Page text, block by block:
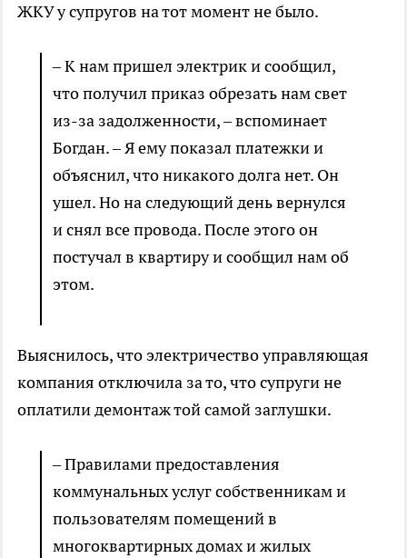
ЖКУ у супругов на тот момент не было.
– К нам пришел электрик и сообщил,
что получил приказ обрезать нам свет
из-за задолженности, – вспоминает
Богдан. – Я ему показал платежки и
объяснил, что никакого долга нет. Он
ушел. Но на следующий день вернулся
и снял все провода. После этого он
постучал в квартиру и сообщил нам об
этом.
Выяснилось, что электричество управляющая
компания отключила за то, что супруги не
оплатили демонтаж той самой заглушки.
– Правилами предоставления
коммунальных услуг собственникам и
пользователям помещений в
многоквартирных домах и жилых